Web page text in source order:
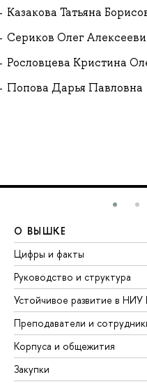
Казакова Татьяна
Сериков Олег
Рословцева Кристина
Попова Дарья Павловна
О ВЫШКЕ
Цифры и факты
Руководство и структура
Устойчивое развитие в
Преподаватели и
Корпуса и общежития
Закупки